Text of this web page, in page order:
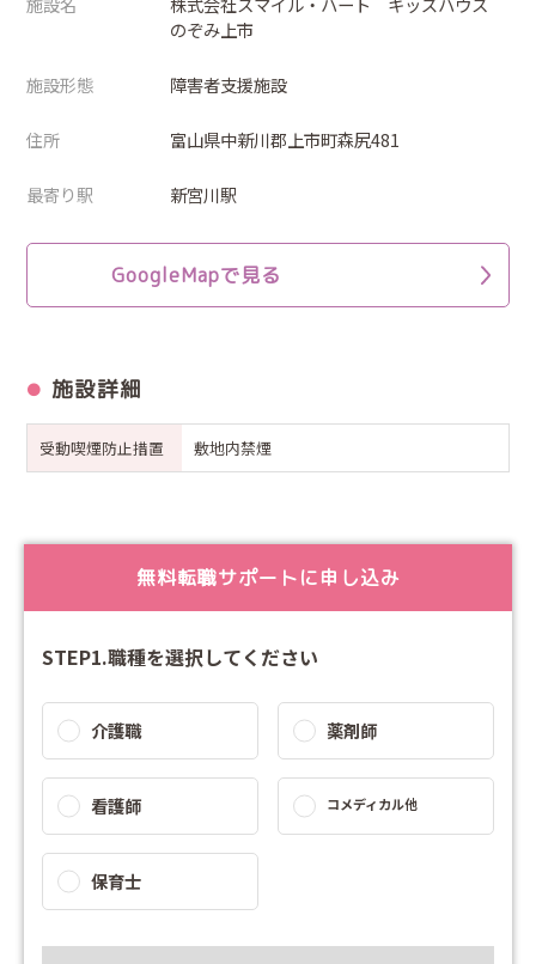
のぞみ上市
施設形態 障害者支援施設
住所 富山県中新川郡上市町森尻481
最寄り駅 新宮川駅
GoogleMapで見る
施設詳細
受動喫煙防止措置 敷地内禁煙
無料転職サポートに申し込み
STEP1.職種を選択してください
介護職 薬剤師
看護師 コメディカル他
保育士